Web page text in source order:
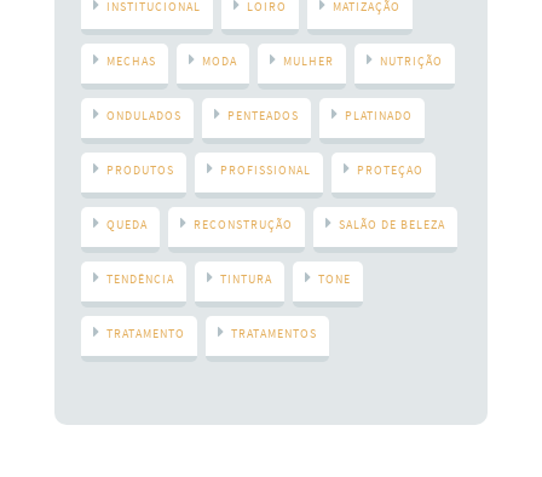
INSTITUCIONAL LOIRO MATIZAÇÃO
MECHAS MODA MULHER NUTRIÇÃO
ONDULADOS PENTEADOS PLATINADO
PRODUTOS PROFISSIONAL PROTEÇAO
QUEDA RECONSTRUÇÃO SALÃO DE BELEZA
TENDÊNCIA TINTURA TONE
TRATAMENTO TRATAMENTOS